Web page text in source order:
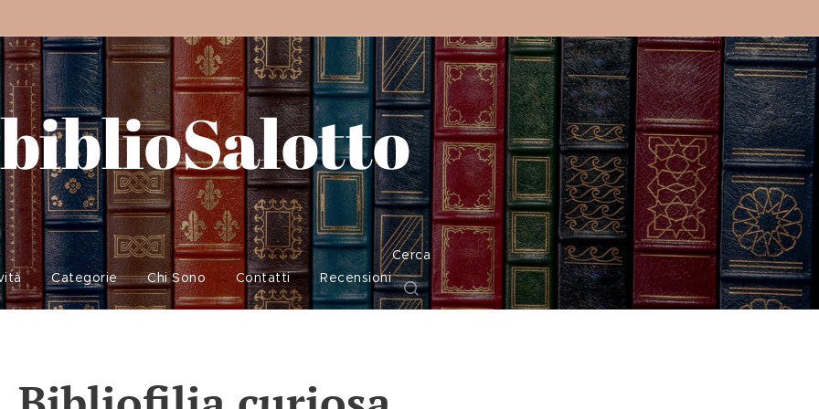
biblioSalotto
Categorie Chi Sono Contatti Recensioni
Cerca